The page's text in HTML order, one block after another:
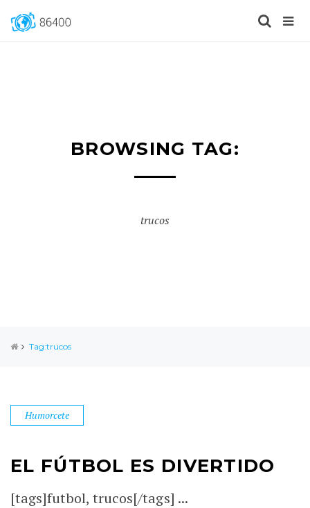
BROWSING TAG:
trucos
Tag:trucos
Humorcete
EL FÚTBOL ES DIVERTIDO
[tags]futbol, trucos[/tags] ...